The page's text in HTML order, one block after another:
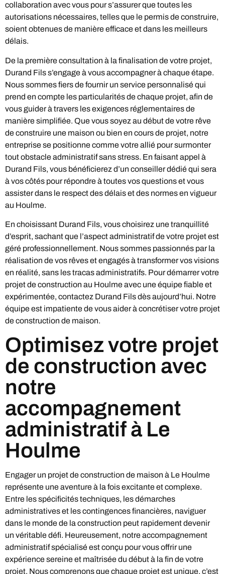
collaboration avec vous pour s’assurer que toutes les
autorisations nécessaires, telles que le permis de construire,
soient obtenues de manière efficace et dans les meilleurs
délais.
De la première consultation à la finalisation de votre projet,
Durand Fils s’engage à vous accompagner à chaque étape.
Nous sommes fiers de fournir un service personnalisé qui
prend en compte les particularités de chaque projet, afin de
vous guider à travers les exigences réglementaires de
manière simplifiée. Que vous soyez au début de votre rêve
de construire une maison ou bien en cours de projet, notre
entreprise se positionne comme votre allié pour surmonter
tout obstacle administratif sans stress. En faisant appel à
Durand Fils, vous bénéficierez d’un conseiller dédié qui sera
à vos côtés pour répondre à toutes vos questions et vous
assister dans le respect des délais et des normes en vigueur
au Houlme.
En choisissant Durand Fils, vous choisirez une tranquillité
d’esprit, sachant que l’aspect administratif de votre projet est
géré professionnellement. Nous sommes passionnés par la
réalisation de vos rêves et engagés à transformer vos visions
en réalité, sans les tracas administratifs. Pour démarrer votre
projet de construction au Houlme avec une équipe fiable et
expérimentée, contactez Durand Fils dès aujourd’hui. Notre
équipe est impatiente de vous aider à concrétiser votre projet
de construction de maison.
Optimisez votre projet
de construction avec
notre
accompagnement
administratif à Le
Houlme
Engager un projet de construction de maison à Le Houlme
représente une aventure à la fois excitante et complexe.
Entre les spécificités techniques, les démarches
administratives et les contingences financières, naviguer
dans le monde de la construction peut rapidement devenir
un véritable défi. Heureusement, notre accompagnement
administratif spécialisé est conçu pour vous offrir une
expérience sereine et maîtrisée du début à la fin de votre
projet. Nous comprenons que chaque projet est unique, c’est